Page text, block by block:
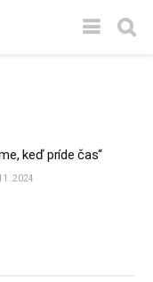
keď príde čas“
2024